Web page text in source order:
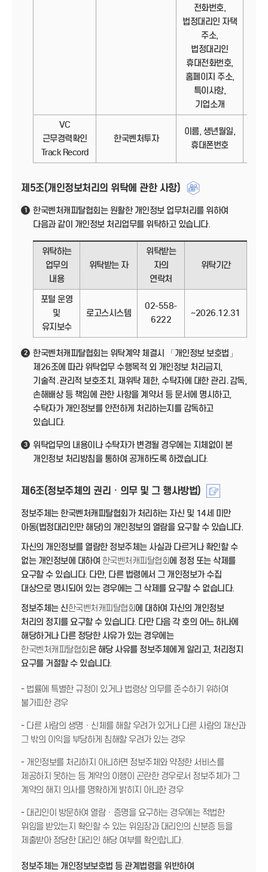
전화번호,
법정대리인 자택
주소,
법정대리인
휴대전화번호,
홈페이지 주소,
특이사항,
기업소개
VC
근무경력확인
Track Record
한국벤처투자
이름, 생년월일,
휴대폰번호
제5조(개인정보처리의 위탁에 관한 사항)
1
한국벤처캐피탈협회는 원활한 개인정보 업무처리를 위하여
다음과 같이 개인정보 처리업무를 위탁하고 있습니다.
위탁하는
업무의
내용
위탁받는 자
위탁받는
자의
연락처
위탁기간
포털 운영
및
유지보수
로고스시스템
02-558-
6222
~2026.12.31
2
한국벤처캐피탈협회는 위탁계약 체결시 「개인정보 보호법」
제26조에 따라 위탁업무 수행목적 외 개인정보 처리금지,
기술적․관리적 보호조치, 재위탁 제한, 수탁자에 대한 관리․감독,
손해배상 등 책임에 관한 사항을 계약서 등 문서에 명시하고,
수탁자가 개인정보를 안전하게 처리하는지를 감독하고
있습니다.
3
위탁업무의 내용이나 수탁자가 변경될 경우에는 지체없이 본
개인정보 처리방침을 통하여 공개하도록 하겠습니다.
제6조(정보주체의 권리ㆍ의무 및 그 행사방법)
정보주체는 한국벤처캐피탈협회가 처리하는 자신 및 14세 미만
아동(법정대리인만 해당)의 개인정보의 열람을 요구할 수 있습니다.
자신의 개인정보를 열람한 정보주체는 사실과 다르거나 확인할 수
없는 개인정보에 대하여 한국벤처캐피탈협회에 정정 또는 삭제를
요구할 수 있습니다. 다만, 다른 법령에서 그 개인정보가 수집
대상으로 명시되어 있는 경우에는 그 삭제를 요구할 수 없습니다.
정보주체는 신한국벤처캐피탈협회에 대하여 자신의 개인정보
처리의 정지를 요구할 수 있습니다. 다만 다음 각 호의 어느 하나에
해당하거나 다른 정당한 사유가 있는 경우에는
한국벤처캐피탈협회은 해당 사유를 정보주체에게 알리고, 처리정지
요구를 거절할 수 있습니다.
- 법률에 특별한 규정이 있거나 법령상 의무를 준수하기 위하여
불가피한 경우
- 다른 사람의 생명ㆍ신체를 해할 우려가 있거나 다른 사람의 재산과
그 밖의 이익을 부당하게 침해할 우려가 있는 경우
- 개인정보를 처리하지 아니하면 정보주체와 약정한 서비스를
제공하지 못하는 등 계약의 이행이 곤란한 경우로서 정보주체가 그
계약의 해지 의사를 명확하게 밝히지 아니한 경우
- 대리인이 방문하여 열람ㆍ증명을 요구하는 경우에는 적법한
위임을 받았는지 확인할 수 있는 위임장과 대리인의 신분증 등을
제출받아 정당한 대리인 해당 여부를 확인합니다.
정보주체는 개인정보보호법 등 관계법령을 위반하여